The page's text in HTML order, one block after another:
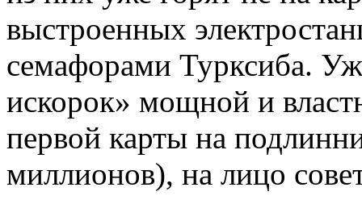
выстроенных
семафорами Турксиба.
искорок» мощной и
первой карты на
миллионов), на лицо